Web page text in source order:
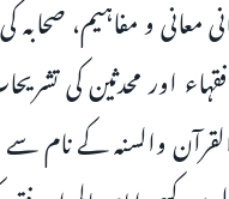
و مفاہیم، صحابہ
اور محدثین کی
والسنہ کے نام